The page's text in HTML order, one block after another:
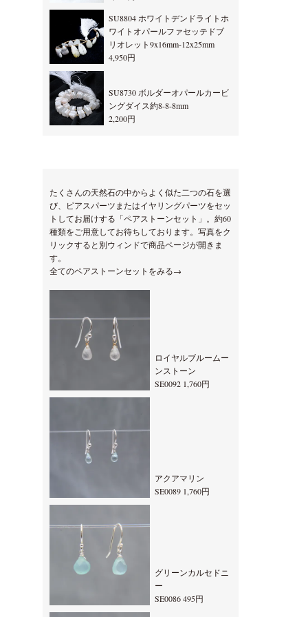
SU8804 ホワイトデンドライトホ
ワイトオパールファセッテドブ
リオレット9x16mm-12x25mm
4,950円
SU8730 ボルダーオパールカービ
ングダイス約8-8-8mm
2,200円
たくさんの天然石の中からよく似た二つの石を選
び、ピアスパーツまたはイヤリングパーツをセッ
トしてお届けする「ペアストーンセット」。約60
種類をご用意してお待ちしております。写真をク
リックすると別ウィンドで商品ページが開きま
す。
全てのペアストーンセットをみる→
ロイヤルブルームー
ンストーン
SE0092 1,760円
アクアマリン
SE0089 1,760円
グリーンカルセドニ
ー
SE0086 495円